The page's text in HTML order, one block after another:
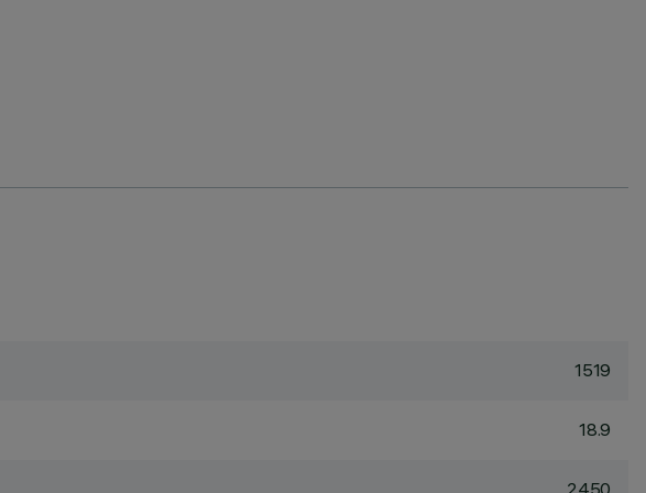
1519
18.9
2450